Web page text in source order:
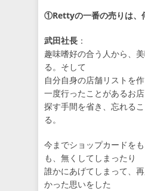
①Rettyの一番の売りは、
武田社長 ：
趣味嗜好の合う人から、
る。そして
自分自身の店舗リストを作
一度行ったことがあるお
探す手間を省き、忘れる
る。
今までショップカードを
も、無くしてしまったり
誰かにあげてしまって、
かった思いをした